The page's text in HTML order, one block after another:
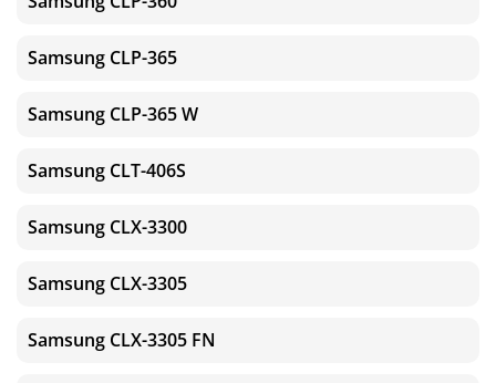
Samsung CLP-365
Samsung CLP-365 W
Samsung CLT-406S
Samsung CLX-3300
Samsung CLX-3305
Samsung CLX-3305 FN